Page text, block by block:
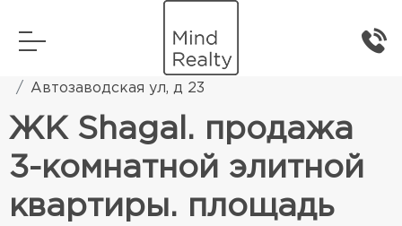
Элитная жилая недвижимость
Автозаводская ул, д 23
ЖК Shagal. продажа
3-комнатной элитной
квартиры. площадь